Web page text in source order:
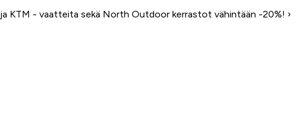
ja KTM - vaatteita sekä North Outdoor kerrastot vähintään -20%! ›